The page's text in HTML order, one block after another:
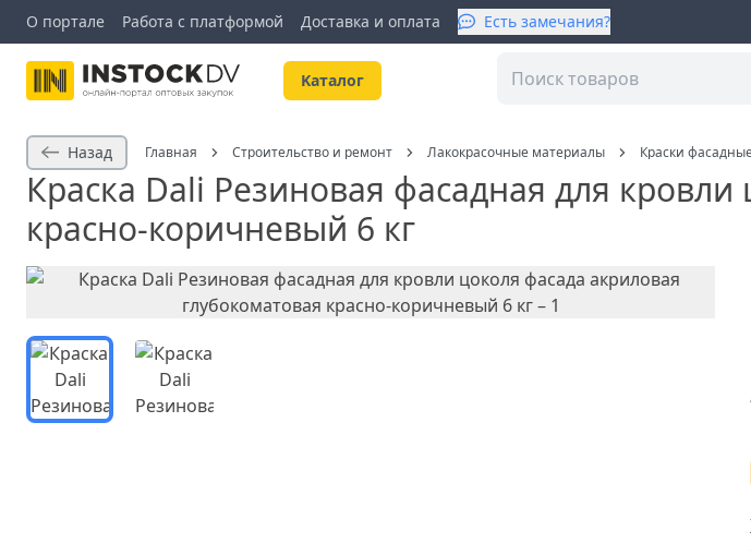
О портале Работа с платформой Доставка и оплата Есть замечания?
Kаталог
Назад Главная Строительство и ремонт Лакокрасочные материалы Краски
Краска Dali Резиновая фасадная для
красно-коричневый 6 кг